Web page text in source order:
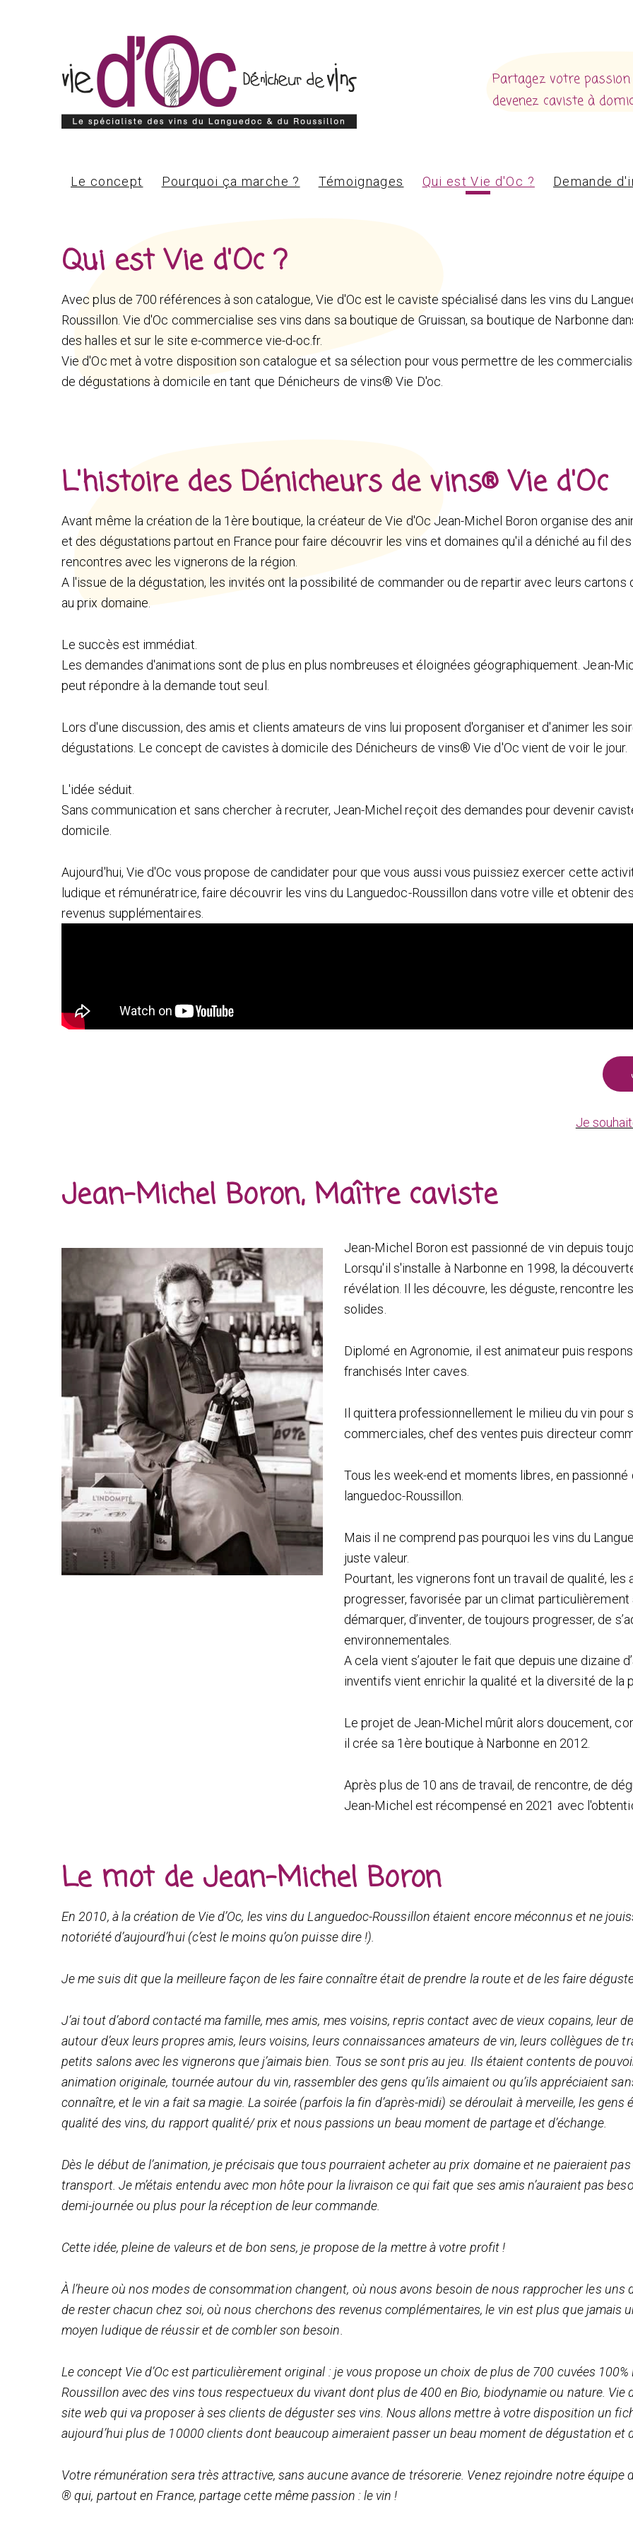
Partagez votre
devenez caviste à
Le concept Pourquoi ça marche ? Témoignages Qui est Vie d'Oc ? Demande
Qui est Vie d'Oc ?
Avec plus de 700 références à son catalogue, Vie d'Oc est le caviste spécialisé dans les vins du
Roussillon. Vie d'Oc commercialise ses vins dans sa boutique de Gruissan, sa boutique de Narbonne
des halles et sur le site e-commerce vie-d-oc.fr.
Vie d'Oc met à votre disposition son catalogue et sa sélection pour vous permettre de les
de dégustations à domicile en tant que Dénicheurs de vins® Vie D'oc.
L'histoire des Dénicheurs de vins® Vie d'Oc
Avant même la création de la 1ère boutique, la créateur de Vie d'Oc Jean-Michel Boron organise des
et des dégustations partout en France pour faire découvrir les vins et domaines qu'il a déniché au fil des
rencontres avec les vignerons de la région.
A l'issue de la dégustation, les invités ont la possibilité de commander ou de repartir avec leurs cartons
au prix domaine.
Le succès est immédiat.
Les demandes d'animations sont de plus en plus nombreuses et éloignées géographiquement. Jean-
peut répondre à la demande tout seul.
Lors d'une discussion, des amis et clients amateurs de vins lui proposent d'organiser et d'animer les
dégustations. Le concept de cavistes à domicile des Dénicheurs de vins® Vie d'Oc vient de voir le jour.
L'idée séduit.
Sans communication et sans chercher à recruter, Jean-Michel reçoit des demandes pour devenir
domicile.
Aujourd'hui, Vie d'Oc vous propose de candidater pour que vous aussi vous puissiez exercer cette
ludique et rémunératrice, faire découvrir les vins du Languedoc-Roussillon dans votre ville et obtenir des
revenus supplémentaires.
Je
Jean-Michel Boron, Maître caviste
Jean-Michel Boron est passionné de vin depuis
Lorsqu'il s'installe à Narbonne en 1998, la
révélation. Il les découvre, les déguste, rencontre
solides.
Diplomé en Agronomie, il est animateur puis
franchisés Inter caves.
Il quittera professionnellement le milieu du vin
commerciales, chef des ventes puis directeur
Tous les week-end et moments libres, en
languedoc-Roussillon.
Mais il ne comprend pas pourquoi les vins du
juste valeur.
Pourtant, les vignerons font un travail de qualité,
progresser, favorisée par un climat
démarquer, d’inventer, de toujours progresser, de
environnementales.
A cela vient s’ajouter le fait que depuis une dizaine
inventifs vient enrichir la qualité et la diversité de la
Le projet de Jean-Michel mûrit alors doucement,
il crée sa 1ère boutique à Narbonne en 2012.
Après plus de 10 ans de travail, de rencontre, de
Jean-Michel est récompensé en 2021 avec
Le mot de Jean-Michel Boron
En 2010, à la création de Vie d’Oc, les vins du Languedoc-Roussillon étaient encore méconnus et ne
notoriété d’aujourd’hui (c’est le moins qu’on puisse dire !).
Je me suis dit que la meilleure façon de les faire connaître était de prendre la route et de les faire
J’ai tout d’abord contacté ma famille, mes amis, mes voisins, repris contact avec de vieux copains, leur
autour d’eux leurs propres amis, leurs voisins, leurs connaissances amateurs de vin, leurs collègues de
petits salons avec les vignerons que j’aimais bien. Tous se sont pris au jeu. Ils étaient contents de
animation originale, tournée autour du vin, rassembler des gens qu’ils aimaient ou qu’ils appréciaient
connaître, et le vin a fait sa magie. La soirée (parfois la fin d’après-midi) se déroulait à merveille, les gens
qualité des vins, du rapport qualité/ prix et nous passions un beau moment de partage et d’échange.
Dès le début de l’animation, je précisais que tous pourraient acheter au prix domaine et ne paieraient
transport. Je m’étais entendu avec mon hôte pour la livraison ce qui fait que ses amis n’auraient pas
demi-journée ou plus pour la réception de leur commande.
Cette idée, pleine de valeurs et de bon sens, je propose de la mettre à votre profit !
À l’heure où nos modes de consommation changent, où nous avons besoin de nous rapprocher les uns
de rester chacun chez soi, où nous cherchons des revenus complémentaires, le vin est plus que jamais
moyen ludique de réussir et de combler son besoin.
Le concept Vie d’Oc est particulièrement original : je vous propose un choix de plus de 700 cuvées
Roussillon avec des vins tous respectueux du vivant dont plus de 400 en Bio, biodynamie ou nature. Vie
site web qui va proposer à ses clients de déguster ses vins. Nous allons mettre à votre disposition un
aujourd’hui plus de 10000 clients dont beaucoup aimeraient passer un beau moment de dégustation et
Votre rémunération sera très attractive, sans aucune avance de trésorerie. Venez rejoindre notre équipe
® qui, partout en France, partage cette même passion : le vin !